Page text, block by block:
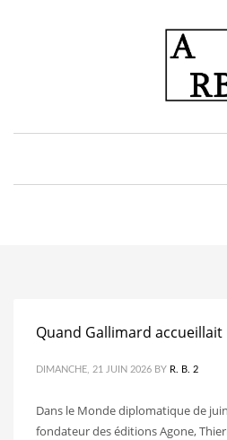
Quand Gallimard accueillait
DIMANCHE, 21 JUIN 2026 BY R. B. 2
Dans le Monde diplomatique de
fondateur des éditions Agone,